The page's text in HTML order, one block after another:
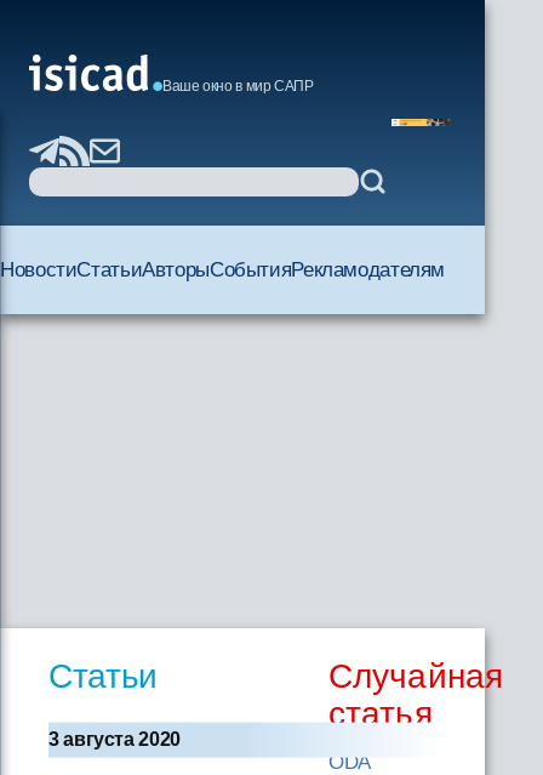
Ваше окно в мир САПР
НовостиСтатьиАвторыСобытияРекламодателям
Статьи
3 августа 2020
Случайная
статья
ODA